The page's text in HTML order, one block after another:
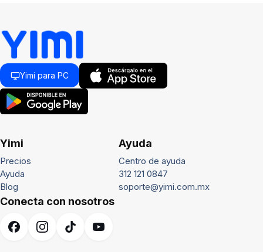
Yimi para PC
Yimi
Precios
Ayuda
Blog
Ayuda
Centro de ayuda
312 121 0847
soporte@yimi.com.mx
Conecta con nosotros